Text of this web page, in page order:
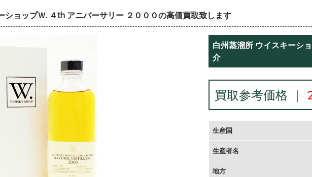
ショップＷ. ４th アニバーサリー ２０００の高価買取致します
白州蒸溜所 ウイスキーシ
介
買取参考価格 ｜
生産国
生産者名
地方